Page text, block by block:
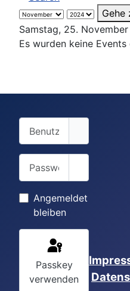
Gehe
Samstag, 25.
Es wurden keine
Angemeldet
bleiben
Passkey
verwenden